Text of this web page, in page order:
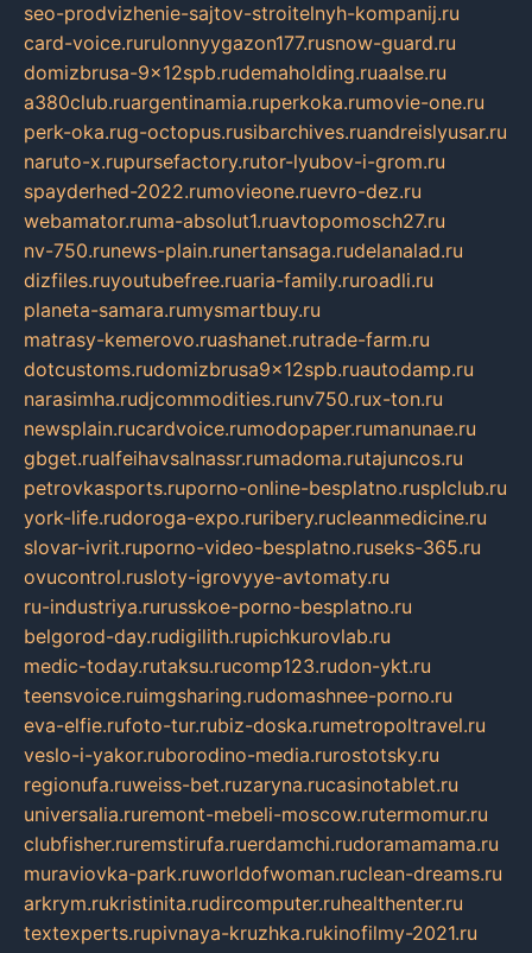
seo-prodvizhenie-sajtov-stroitelnyh-kompanij.ru
card-voice.rurulonnyygazon177.rusnow-guard.ru
domizbrusa-9x12spb.rudemaholding.ruaalse.ru
a380club.ruargentinamia.ruperkoka.rumovie-one.ru
perk-oka.rug-octopus.rusibarchives.ruandreislyusar.ru
naruto-x.rupursefactory.rutor-lyubov-i-grom.ru
spayderhed-2022.rumovieone.ruevro-dez.ru
webamator.ruma-absolut1.ruavtopomosch27.ru
nv-750.runews-plain.runertansaga.rudelanalad.ru
dizfiles.ruyoutubefree.ruaria-family.ruroadli.ru
planeta-samara.rumysmartbuy.ru
matrasy-kemerovo.ruashanet.rutrade-farm.ru
dotcustoms.rudomizbrusa9x12spb.ruautodamp.ru
narasimha.rudjcommodities.runv750.rux-ton.ru
newsplain.rucardvoice.rumodopaper.rumanunae.ru
gbget.rualfeihavsalnassr.rumadoma.rutajuncos.ru
petrovkasports.ruporno-online-besplatno.rusplclub.ru
york-life.rudoroga-expo.ruribery.rucleanmedicine.ru
slovar-ivrit.ruporno-video-besplatno.ruseks-365.ru
ovucontrol.rusloty-igrovyye-avtomaty.ru
ru-industriya.rurusskoe-porno-besplatno.ru
belgorod-day.rudigilith.rupichkurovlab.ru
medic-today.rutaksu.rucomp123.rudon-ykt.ru
teensvoice.ruimgsharing.rudomashnee-porno.ru
eva-elfie.rufoto-tur.rubiz-doska.rumetropoltravel.ru
veslo-i-yakor.ruborodino-media.rurostotsky.ru
regionufa.ruweiss-bet.ruzaryna.rucasinotablet.ru
universalia.ruremont-mebeli-moscow.rutermomur.ru
clubfisher.ruremstirufa.ruerdamchi.rudoramamama.ru
muraviovka-park.ruworldofwoman.ruclean-dreams.ru
arkrym.rukristinita.rudircomputer.ruhealthenter.ru
textexperts.rupivnaya-kruzhka.rukinofilmy-2021.ru